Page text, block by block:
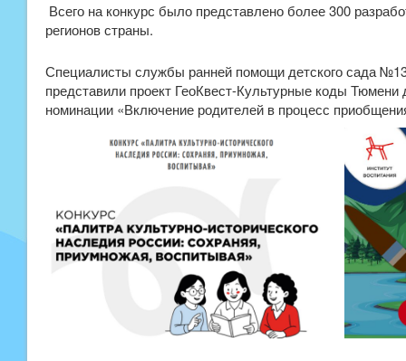
Всего на конкурс было представлено более 300
регионов страны.
Специалисты службы ранней помощи детского сада
представили проект ГеоКвест-Культурные коды
номинации «Включение родителей в процесс